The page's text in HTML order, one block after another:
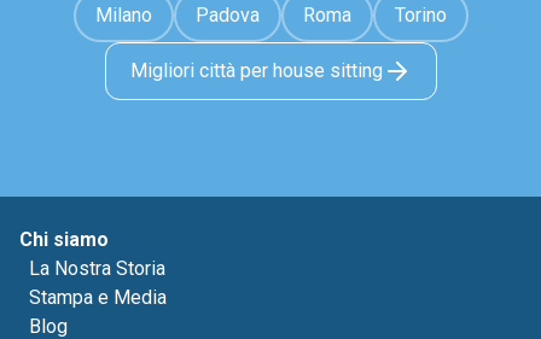
Milano Padova Roma Torino
Migliori città per house sitting
Chi siamo
La Nostra Storia
Stampa e Media
Blog